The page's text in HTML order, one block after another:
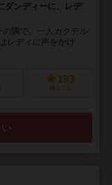
ダンディーに、レデ
隅で、一人カクテル
レディに声をかけ
193
持ってる